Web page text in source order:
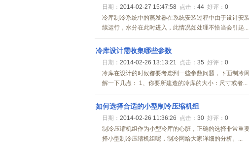
日期： 2014-02-27 15:47:58 点击： 44 好评： 0
冷库制冷系统中的蒸发器在系统安装过程中由于设计安
续运行，水分在此时进入，此情况如处理不恰当会引起...
冷库设计需收集哪些参数
日期： 2014-02-26 13:13:21 点击： 35 好评： 0
冷库在设计的时候都要考虑到一些参数问题，下面制冷
解一下几点： 1、你要所建造的冷库的大小：尺寸或者...
如何选择合适的小型制冷压缩机组
日期： 2014-02-26 11:36:26 点击： 30 好评： 0
制冷压缩机组作为小型冷库的心脏，正确的选择非常重
择小型制冷压缩机组呢，制冷网给大家详细的分析。...